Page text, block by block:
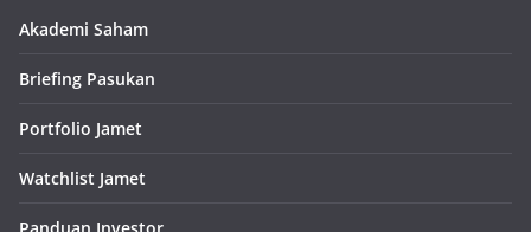
Akademi Saham
Briefing Pasukan
Portfolio Jamet
Watchlist Jamet